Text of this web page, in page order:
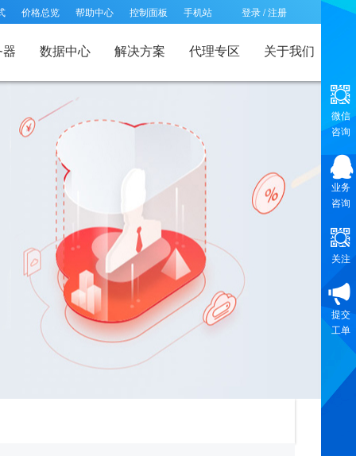
价格总览 帮助中心 控制面板 手机站 登录/注册
数据中心 解决方案 代理专区 关于我们
微信
咨询
业务
咨询
关注
提交
工单